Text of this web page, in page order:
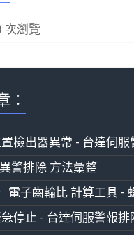
次瀏覽
︰
檢出器異常 - 台達伺服
警排除 方法彙整
電子齒輪比 計算工具 -
停止 - 台達伺服警報排